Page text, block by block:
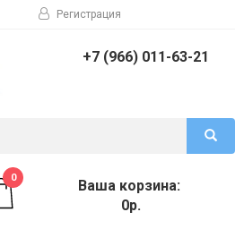
Регистрация
+7 (966) 011-63-21
0
Ваша корзина:
0р.